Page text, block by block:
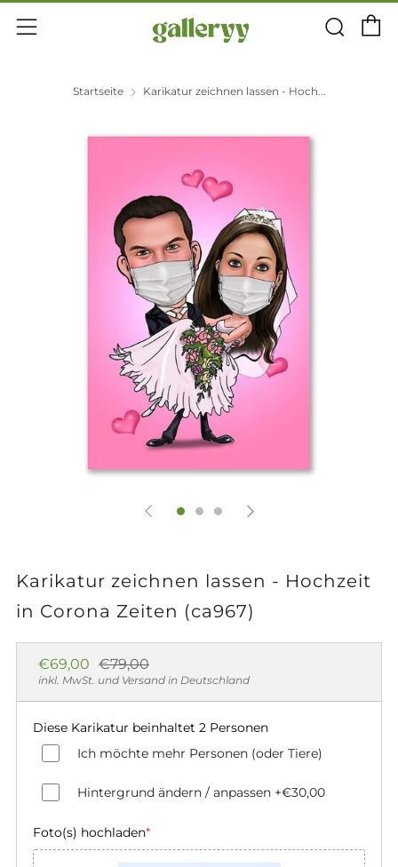
Menü
Startseite Karikatur zeichnen lassen - Hoch...
Karikatur zeichnen lassen - Hochzeit
in Corona Zeiten (ca967)
Normaler
Preis
€69,00 Sonderpreis
€79,00
inkl. MwSt. und Versand in Deutschland
Diese Karikatur beinhaltet 2 Personen
Ich möchte mehr Personen (oder Tiere)
Hintergrund ändern / anpassen +€30,00
Foto(s) hochladen*